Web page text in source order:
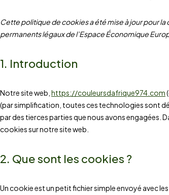
Cette politique de cookies a été mise à jour pour
permanents légaux de l’Espace Économique
1. Introduction
Notre site web, https://couleursdafrique974.com
(par simplification, toutes ces technologies sont
par des tierces parties que nous avons engagées.
cookies sur notre site web.
2. Que sont les cookies ?
Un cookie est un petit fichier simple envoyé avec